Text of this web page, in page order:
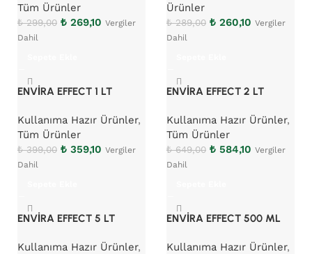
Tüm Ürünler
₺299,00 ₺ 269,10 Vergiler
Dahil
Ürünler
₺289,00 ₺ 260,10 Vergiler
Dahil
ENVİRA EFFECT 1 LT
Kullanıma Hazır Ürünler,
Tüm Ürünler
₺399,00 ₺ 359,10 Vergiler
Dahil
ENVİRA EFFECT 2 LT
Kullanıma Hazır Ürünler,
Tüm Ürünler
₺649,00 ₺ 584,10 Vergiler
Dahil
ENVİRA EFFECT 5 LT
Kullanıma Hazır Ürünler,
ENVİRA EFFECT 500 ML
Kullanıma Hazır Ürünler,